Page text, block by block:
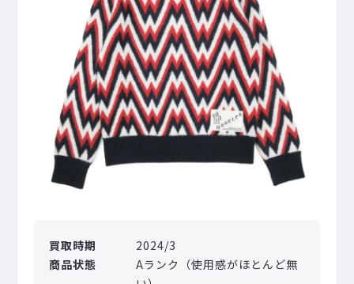
買取時期
2024/3
商品状態
Aランク（使用感がほとんど無